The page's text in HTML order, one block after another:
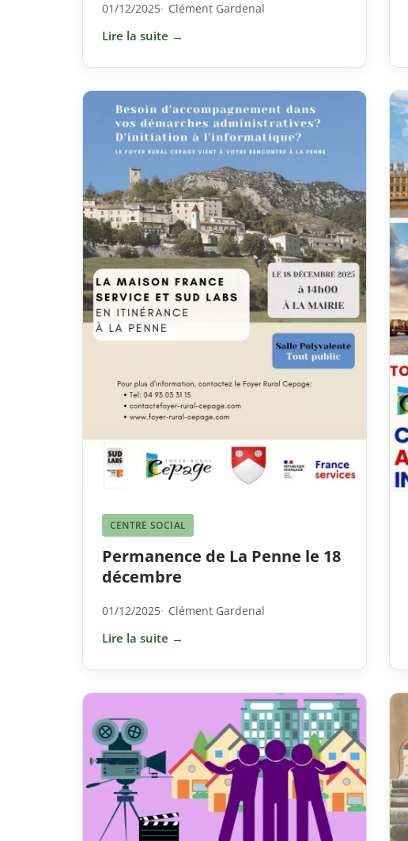
01/12/2025 Clément Gardenal
Lire la suite →
CENTRE SOCIAL
Permanence de La Penne le 18
décembre
01/12/2025 Clément Gardenal
Lire la suite →